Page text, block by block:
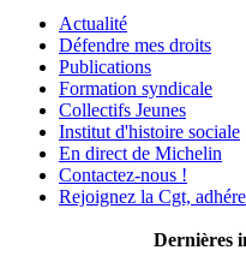
Actualité
Défendre mes droits
Publications
Formation syndicale
Collectifs Jeunes
Institut d'histoire sociale
En direct de Michelin
Contactez-nous !
Rejoignez la Cgt,
Dernières